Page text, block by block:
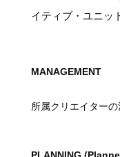
イティブ・ユニッ
MANAGEMENT
所属クリエイターの